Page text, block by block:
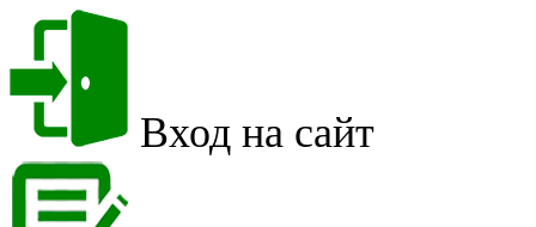
Вход на сайт